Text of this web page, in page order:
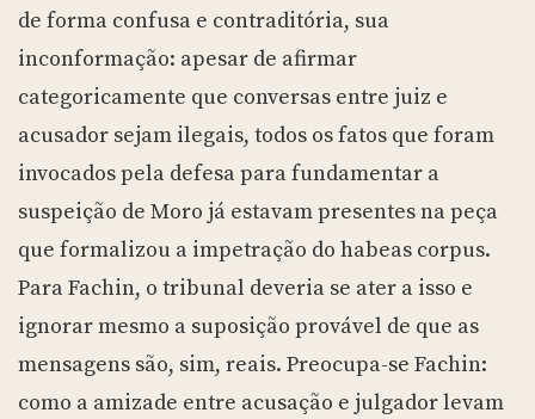
de forma confusa e contraditória, sua
inconformação: apesar de afirmar
categoricamente que conversas entre juiz e
acusador sejam ilegais, todos os fatos que foram
invocados pela defesa para fundamentar a
suspeição de Moro já estavam presentes na peça
que formalizou a impetração do habeas corpus.
Para Fachin, o tribunal deveria se ater a isso e
ignorar mesmo a suposição provável de que as
mensagens são, sim, reais. Preocupa-se Fachin:
como a amizade entre acusação e julgador levam